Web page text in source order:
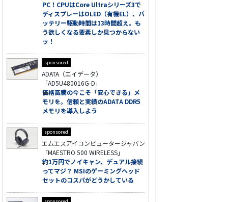
PC！CPUはCore Ultraシリーズ3で
ディスプレーはOLED（有機EL）、バ
ッテリー駆動時間は13時間超え。も
う欲しくなる要素しか見つからない
ッ！
sponsored
ADATA（エイデータ）
「AD5U480016G-D」
価格高騰の今こそ「安心できる」メ
モリを。信頼と実績のADATA DDR5
メモリを導入しよう
sponsored
エムエスアイコンピュータージャパン
「MAESTRO 500 WIRELESS」
約1万円でノイキャン、デュアル接続
ってマジ？ MSIのゲーミングヘッド
セットのコスパがどうかしている